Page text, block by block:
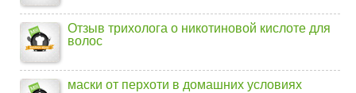
Отзыв трихолога о никотиновой кислоте для
волос
маски от перхоти в домашних условиях